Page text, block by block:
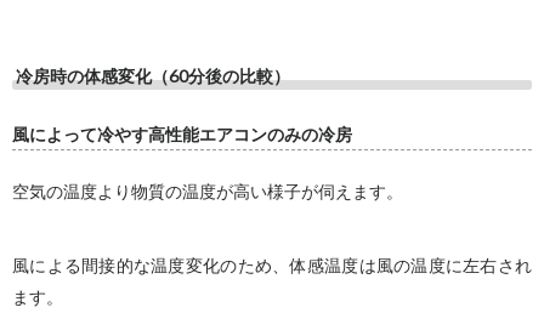
冷房時の体感変化（60分後の比較）
風によって冷やす高性能エアコンのみの冷房
空気の温度より物質の温度が高い様子が伺えます。
風による間接的な温度変化のため、体感温度は風の温度に左右され
ます。